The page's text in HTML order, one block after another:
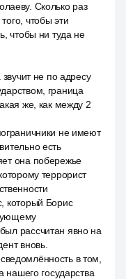
Сколько раз
чтобы эти
чтобы ни туда не
не по адресу
граница
же, как между 2
не имеют
есть
она побережье
террорист
который Борис
рассчитан явно на
вновь.
в том,
нашего государства